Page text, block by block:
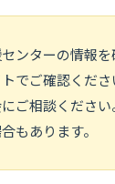
ンターの情報
でご確認くだ
ご相談くださ
もあります。